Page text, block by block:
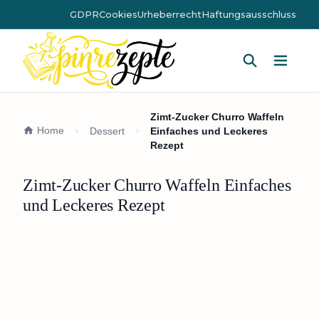
GDPRCookiesUrheberrechtHaftungsausschluss
Home Dessert
Zimt-Zucker Churro Waffeln
Einfaches und Leckeres
Rezept
Zimt-Zucker Churro Waffeln Einfaches
und Leckeres Rezept